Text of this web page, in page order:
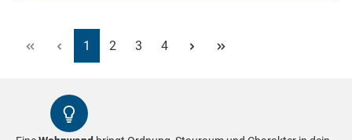
Seite
1 Seite
2 Seite
3 Seite
4
Kontrast